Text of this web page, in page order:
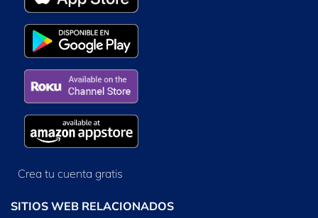
Crea tu cuenta gratis
SITIOS WEB RELACIONADOS